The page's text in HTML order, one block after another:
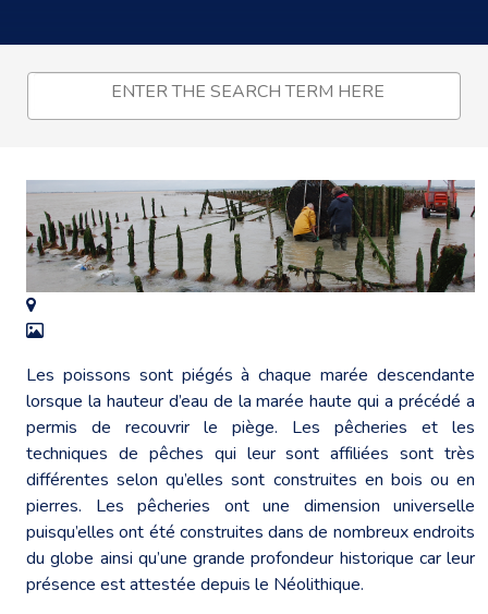
Les poissons sont piégés à chaque marée descendante
lorsque la hauteur d’eau de la marée haute qui a précédé a
permis de recouvrir le piège. Les pêcheries et les
techniques de pêches qui leur sont affiliées sont très
différentes selon qu’elles sont construites en bois ou en
pierres. Les pêcheries ont une dimension universelle
puisqu’elles ont été construites dans de nombreux endroits
du globe ainsi qu’une grande profondeur historique car leur
présence est attestée depuis le Néolithique.